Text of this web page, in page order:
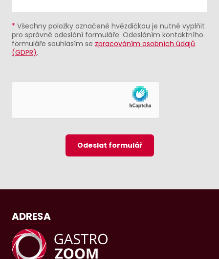
* Všechny položky označené hvězdičkou je nutné vyplňit
pro správné odeslání formuláře. Odesláním kontaktního
formuláře souhlasím se zpracováním osobních údajů
(GDPR).
Odeslat formulář
ADRESA